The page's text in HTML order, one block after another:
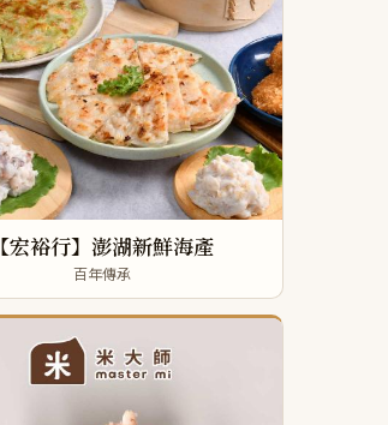
【宏裕行】澎湖新鮮海產
百年傳承